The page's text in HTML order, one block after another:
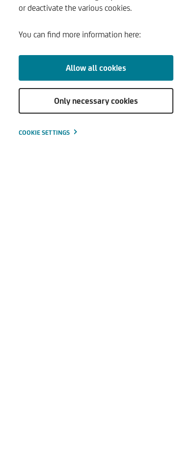
ein akzeptables Maß sinken lassen.
richtigen Zeitpunkte für Zinssenkungen zu
Denn in vielen Branchen - insbesondere
durch variabel verzinste
Schaden nimmt, ist nicht von der
die Konsumentenpreisindizes kein hohes
werden.
erfahren, dass es wichtig ist, schnell auf
moderates Neuaufflackern inflationärer
lange über das Ende der ersten
sein müssen.
zu rechnen, dass die Zinsen wieder auf
Juli senken. Doch sie werden sehr
or deactivate the various cookies.
You can find more information here:
Allow all cookies
Only necessary cookies
COOKIE SETTINGS